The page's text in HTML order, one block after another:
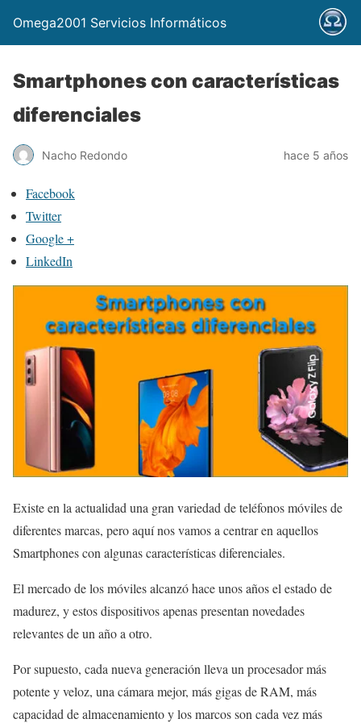
Omega2001 Servicios Informáticos
Smartphones con características
diferenciales
Nacho Redondo hace 5 años
Facebook
Twitter
Google +
LinkedIn
Existe en la actualidad una gran variedad de teléfonos móviles de
diferentes marcas, pero aquí nos vamos a centrar en aquellos
Smartphones con algunas características diferenciales.
El mercado de los móviles alcanzó hace unos años el estado de
madurez, y estos dispositivos apenas presentan novedades
relevantes de un año a otro.
Por supuesto, cada nueva generación lleva un procesador más
potente y veloz, una cámara mejor, más gigas de RAM, más
capacidad de almacenamiento y los marcos son cada vez más